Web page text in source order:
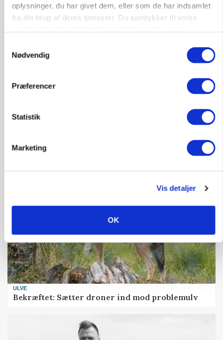
oplysninger, du har givet dem, eller som de har indsamlet
fra din brug af deres tjenester. Du samtykker til vores
Nødvendig
Præferencer
Statistik
Marketing
Vis detaljer
OK
Uændret notering: Spæde lyspunkter i fortsat
presset marked for oksekød
ULVE
Bekræftet: Sætter droner ind mod problemulv